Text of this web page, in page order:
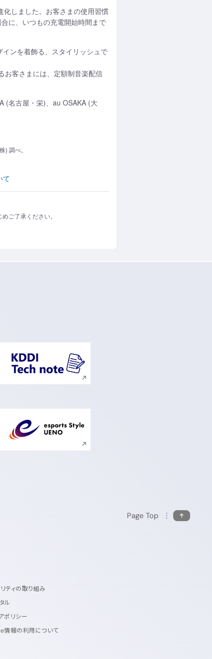
しました。お客さまの使用習慣
に、いつもの充電開始時間まで
ンを着飾る、スタイリッシュで
お客さまには、定額制音楽配信
(名古屋・栄)、au OSAKA (大
調べ。
て
ご了承ください。
で開く 新規ウィンドウで開く
で開く 新規ウィンドウで開く
ティの取り組み
ル
ポリシー
情報の利用について
Page Top